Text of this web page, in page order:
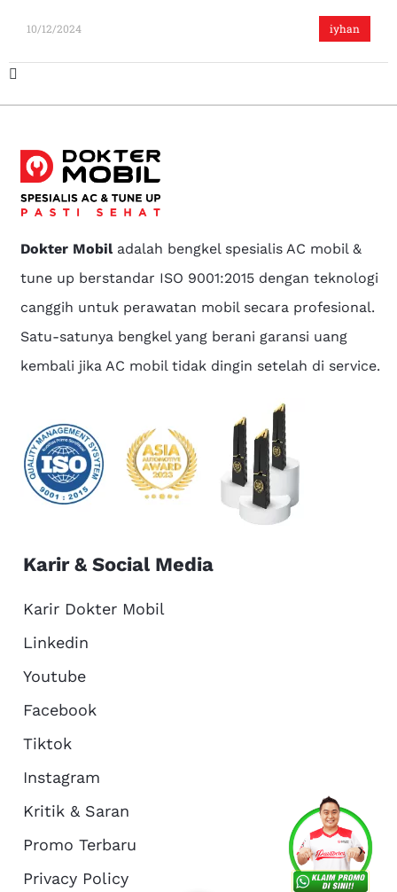
About Us
iyhan
10/12/2024
Dokter Mobiladalah bengkel spesialis AC mobil &
tune up berstandar ISO 9001:2015 dengan teknologi
canggih untuk perawatan mobil secara profesional.
Satu-satunya bengkel yang berani garansi uang
kembali jika AC mobil tidak dingin setelah di service.
Karir & Social Media
Karir Dokter Mobil
Linkedin
Youtube
Facebook
Tiktok
Instagram
Kritik & Saran
Promo Terbaru
Privacy Policy